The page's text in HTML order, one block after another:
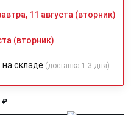
11 августа (вторник)
(вторник)
складе (доставка 1-3 дня)
₽